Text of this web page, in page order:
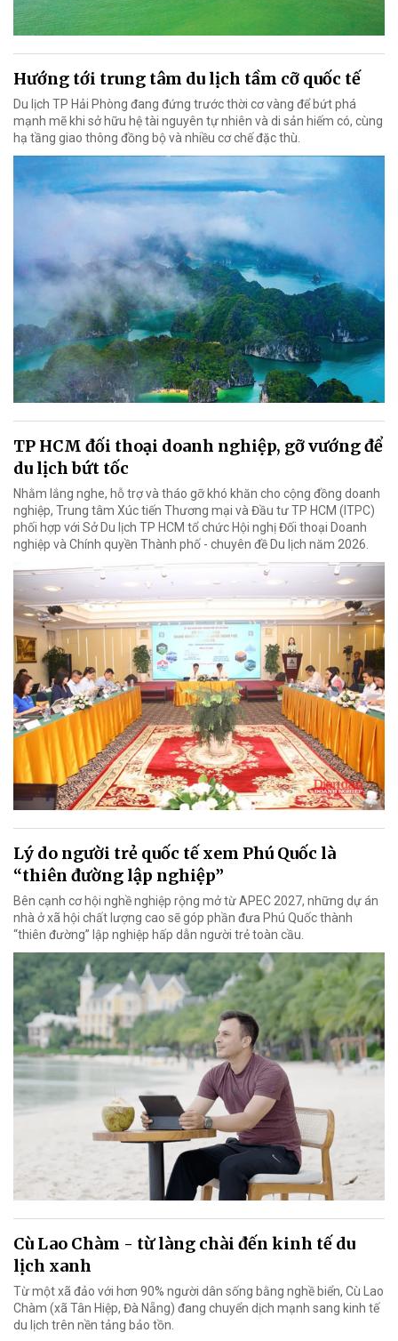
Hướng tới trung tâm du lịch tầm cỡ quốc tế
Du lịch TP Hải Phòng đang đứng trước thời cơ vàng để bứt phá
mạnh mẽ khi sở hữu hệ tài nguyên tự nhiên và di sản hiếm có, cùng
hạ tầng giao thông đồng bộ và nhiều cơ chế đặc thù.
TP HCM đối thoại doanh nghiệp, gỡ vướng để
du lịch bứt tốc
Nhằm lắng nghe, hỗ trợ và tháo gỡ khó khăn cho cộng đồng doanh
nghiệp, Trung tâm Xúc tiến Thương mại và Đầu tư TP HCM (ITPC)
phối hợp với Sở Du lịch TP HCM tổ chức Hội nghị Đối thoại Doanh
nghiệp và Chính quyền Thành phố - chuyên đề Du lịch năm 2026.
Lý do người trẻ quốc tế xem Phú Quốc là
“thiên đường lập nghiệp”
Bên cạnh cơ hội nghề nghiệp rộng mở từ APEC 2027, những dự án
nhà ở xã hội chất lượng cao sẽ góp phần đưa Phú Quốc thành
“thiên đường” lập nghiệp hấp dẫn người trẻ toàn cầu.
Cù Lao Chàm - từ làng chài đến kinh tế du
lịch xanh
Từ một xã đảo với hơn 90% người dân sống bằng nghề biển, Cù Lao
Chàm (xã Tân Hiệp, Đà Nẵng) đang chuyển dịch mạnh sang kinh tế
du lịch trên nền tảng bảo tồn.